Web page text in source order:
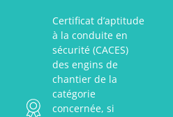
Certificat d’aptitude
à la conduite en
sécurité (CACES)
des engins de
chantier de la
catégorie
concernée, si